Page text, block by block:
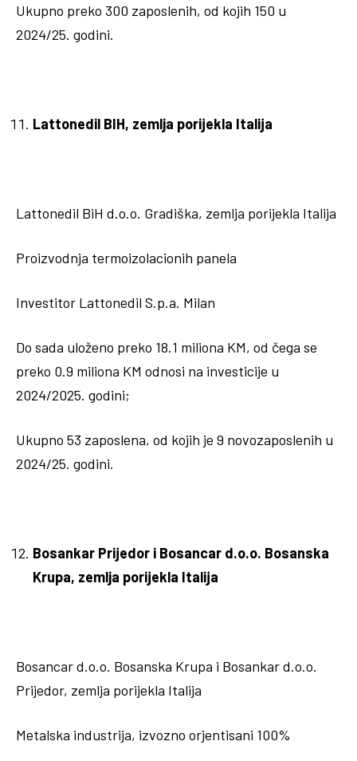
Ukupno preko 300 zaposlenih, od kojih 150 u
2024/25. godini.
Lattonedil BIH, zemlja porijekla Italija
Lattonedil BiH d.o.o. Gradiška, zemlja porijekla Italija
Proizvodnja termoizolacionih panela
Investitor Lattonedil S.p.a. Milan
Do sada uloženo preko 18.1 miliona KM, od čega se
preko 0.9 miliona KM odnosi na investicije u
2024/2025. godini;
Ukupno 53 zaposlena, od kojih je 9 novozaposlenih u
2024/25. godini.
Bosankar Prijedor i Bosancar d.o.o. Bosanska
Krupa, zemlja porijekla Italija
Bosancar d.o.o. Bosanska Krupa i Bosankar d.o.o.
Prijedor, zemlja porijekla Italija
Metalska industrija, izvozno orjentisani 100%